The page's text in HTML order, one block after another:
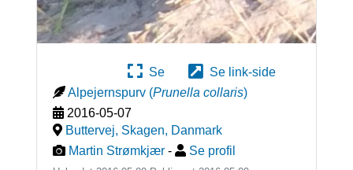
Se
Se link-side
Alpejernspurv (Prunella collaris)
2016-05-07
Buttervej, Skagen, Danmark
Martin Strømkjær - Se profil